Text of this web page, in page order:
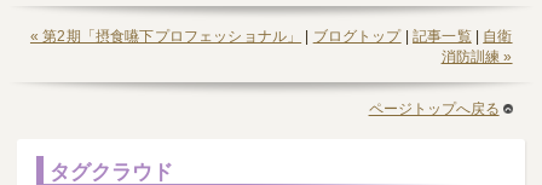
« 第2期「摂食嚥下プロフェッショナル」 ブログトップ |記事一覧
自衛
消防訓練 »
ページトップへ戻る
タグクラウド